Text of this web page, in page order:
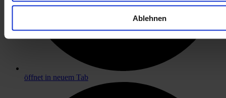
Ablehnen
öffnet in neuem Tab